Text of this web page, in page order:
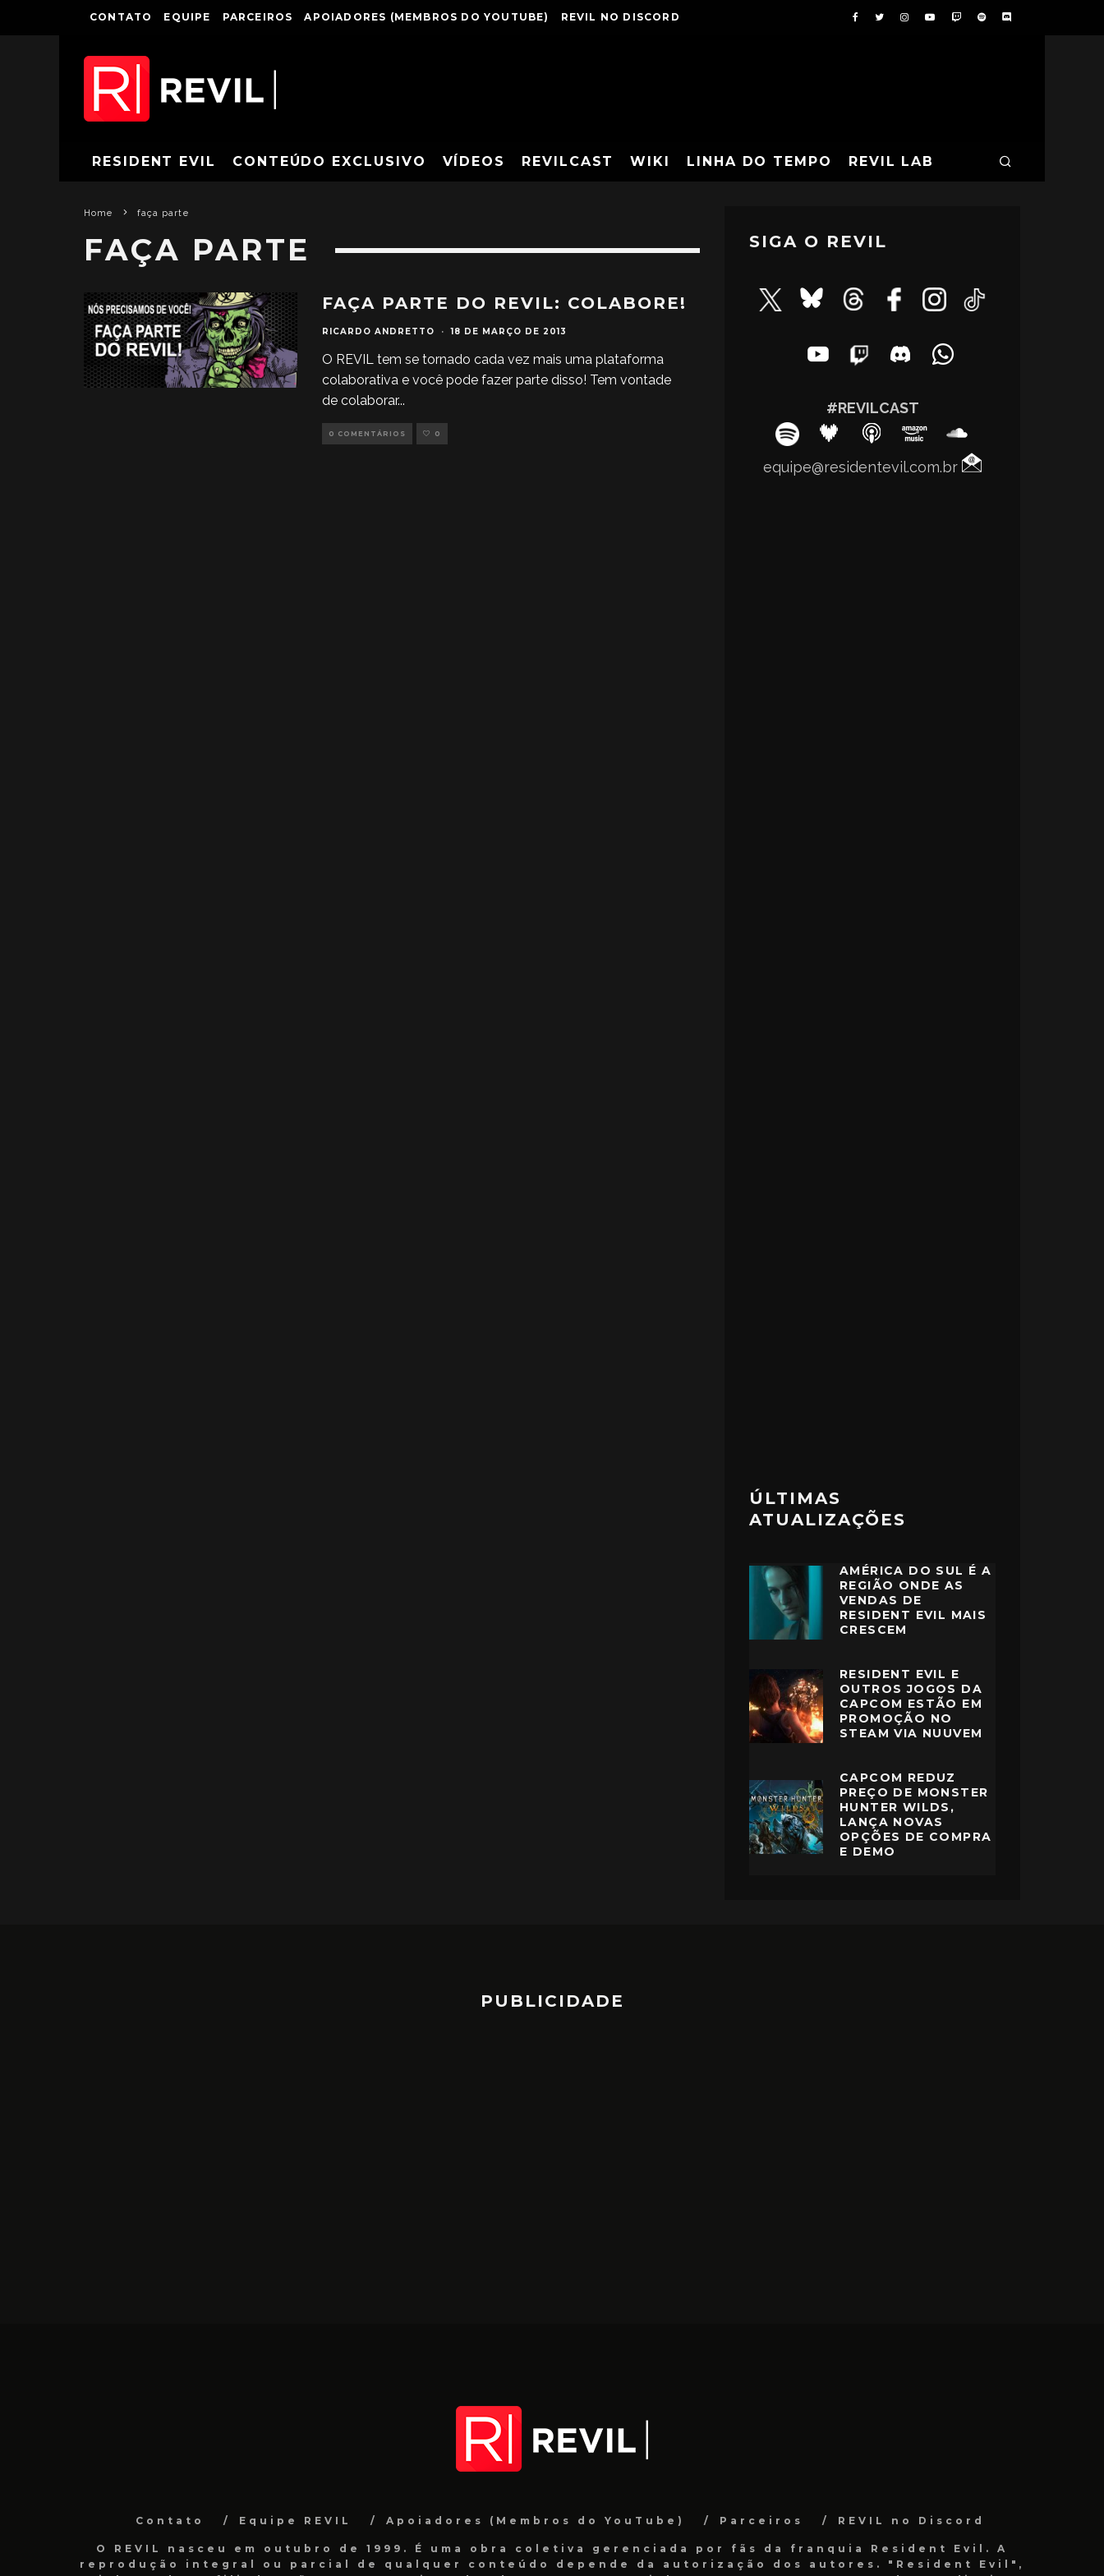
CONTATO EQUIPE PARCEIROS APOIADORES (MEMBROS DO YOUTUBE) REVIL NO DISCORD
RESIDENT EVIL CONTEÚDO EXCLUSIVO VÍDEOS REVILCAST WIKI LINHA DO TEMPO REVIL LAB
Home faça parte
FAÇA PARTE
FAÇA PARTE DO REVIL: COLABORE!
RICARDO ANDRETTO · 18 DE MARÇO DE 2013
O REVIL tem se tornado cada vez mais uma plataforma
colaborativa e você pode fazer parte disso! Tem vontade
de colaborar...
0 COMENTÁRIOS 0
SIGA O REVIL
#REVILCAST
equipe@residentevil.com.br
ÚLTIMAS
ATUALIZAÇÕES
AMÉRICA DO SUL É A
REGIÃO ONDE AS
VENDAS DE
RESIDENT EVIL MAIS
CRESCEM
RESIDENT EVIL E
OUTROS JOGOS DA
CAPCOM ESTÃO EM
PROMOÇÃO NO
STEAM VIA NUUVEM
CAPCOM REDUZ
PREÇO DE MONSTER
HUNTER WILDS,
LANÇA NOVAS
OPÇÕES DE COMPRA
E DEMO
PUBLICIDADE
Contato Equipe REVIL Apoiadores (Membros do YouTube) Parceiros REVIL no Discord
O REVIL nasceu em outubro de 1999. É uma obra coletiva gerenciada por fãs da franquia Resident Evil. A
reprodução integral ou parcial de qualquer conteúdo depende da autorização dos autores. "Resident Evil",